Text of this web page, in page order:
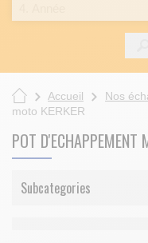
Accueil Nos
moto KERKER
POT D'ECHAPPEMENT
Subcategories